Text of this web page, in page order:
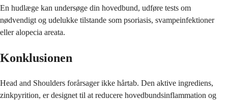
En hudlæge kan undersøge din hovedbund, udføre tests om
nødvendigt og udelukke tilstande som psoriasis, svampeinfektioner
eller alopecia areata.
Konklusionen
Head and Shoulders forårsager ikke hårtab. Den aktive ingrediens,
zinkpyrition, er designet til at reducere hovedbundsinflammation og